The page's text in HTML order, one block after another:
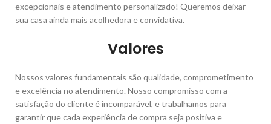
excepcionais e atendimento personalizado! Queremos deixar
sua casa ainda mais acolhedora e convidativa.
Valores
Nossos valores fundamentais são qualidade, comprometimento
e excelência no atendimento. Nosso compromisso com a
satisfação do cliente é incomparável, e trabalhamos para
garantir que cada experiência de compra seja positiva e